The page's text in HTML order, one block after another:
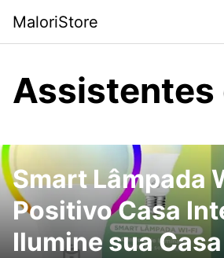
para
o
MaloriStore
Assistentes
Smart Lâmpada
Positivo Casa
Ilumine sua